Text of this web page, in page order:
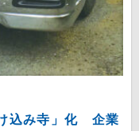
込み寺」化 企業